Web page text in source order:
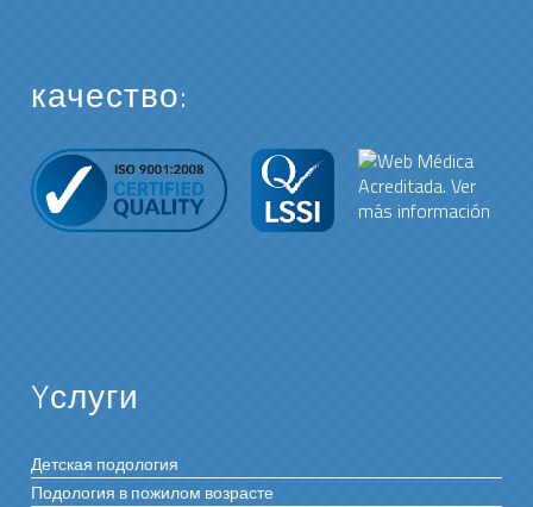
качество:
Yслуги
Детская подология
Подология в пожилом возрасте